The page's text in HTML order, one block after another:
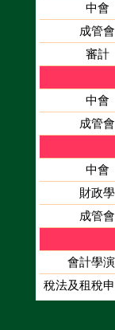
中會
成管會
審計
中會
成管會
中會
財政學
成管會
會計學
稅法及租稅